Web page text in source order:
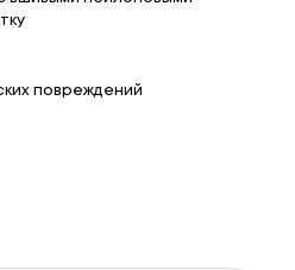
повреждений